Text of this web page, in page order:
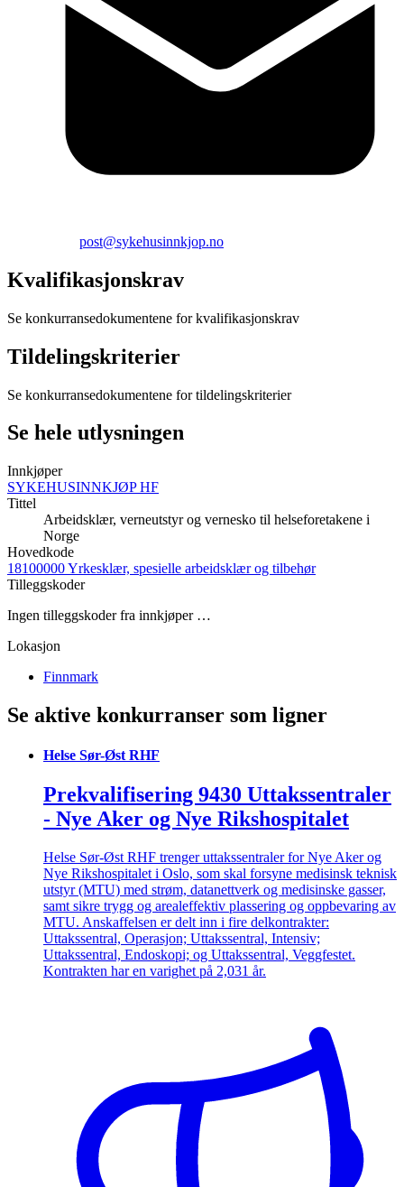
post@sykehusinnkjop.no
Kvalifikasjonskrav
Se konkurransedokumentene for kvalifikasjonskrav
Tildelingskriterier
Se konkurransedokumentene for tildelingskriterier
Se hele utlysningen
Innkjøper
SYKEHUSINNKJØP HF
Tittel
Arbeidsklær, verneutstyr og vernesko til helseforetakene i
Norge
Hovedkode
18100000 Yrkesklær, spesielle arbeidsklær og tilbehør
Tilleggskoder
Ingen tilleggskoder fra innkjøper …
Lokasjon
Finnmark
Se aktive konkurranser som ligner
Helse Sør-Øst RHF
Prekvalifisering 9430 Uttakssentraler
- Nye Aker og Nye Rikshospitalet
Helse Sør-Øst RHF trenger uttakssentraler for Nye Aker og
Nye Rikshospitalet i Oslo, som skal forsyne medisinsk teknisk
utstyr (MTU) med strøm, datanettverk og medisinske gasser,
samt sikre trygg og arealeffektiv plassering og oppbevaring av
MTU. Anskaffelsen er delt inn i fire delkontrakter:
Uttakssentral, Operasjon; Uttakssentral, Intensiv;
Uttakssentral, Endoskopi; og Uttakssentral, Veggfestet.
Kontrakten har en varighet på 2,031 år.